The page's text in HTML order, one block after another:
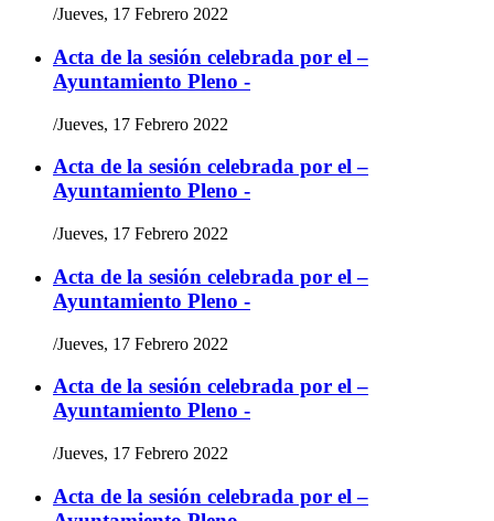
/Jueves, 17 Febrero 2022
Acta de la sesión celebrada por el –
Ayuntamiento Pleno -
/Jueves, 17 Febrero 2022
Acta de la sesión celebrada por el –
Ayuntamiento Pleno -
/Jueves, 17 Febrero 2022
Acta de la sesión celebrada por el –
Ayuntamiento Pleno -
/Jueves, 17 Febrero 2022
Acta de la sesión celebrada por el –
Ayuntamiento Pleno -
/Jueves, 17 Febrero 2022
Acta de la sesión celebrada por el –